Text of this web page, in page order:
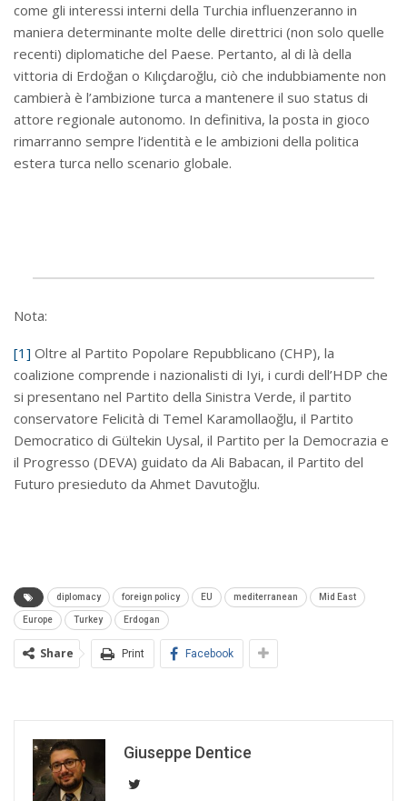
come gli interessi interni della Turchia influenzeranno in
maniera determinante molte delle direttrici (non solo quelle
recenti) diplomatiche del Paese. Pertanto, al di là della
vittoria di Erdoğan o Kılıçdaroğlu, ciò che indubbiamente non
cambierà è l’ambizione turca a mantenere il suo status di
attore regionale autonomo. In definitiva, la posta in gioco
rimarranno sempre l’identità e le ambizioni della politica
estera turca nello scenario globale.
Nota:
[1] Oltre al Partito Popolare Repubblicano (CHP), la
coalizione comprende i nazionalisti di Iyi, i curdi dell’HDP che
si presentano nel Partito della Sinistra Verde, il partito
conservatore Felicità di Temel Karamollaoğlu, il Partito
Democratico di Gültekin Uysal, il Partito per la Democrazia e
il Progresso (DEVA) guidato da Ali Babacan, il Partito del
Futuro presieduto da Ahmet Davutoğlu.
diplomacy foreign policy EU mediterranean Mid East
Europe Turkey Erdogan
Share Print Facebook
Giuseppe Dentice